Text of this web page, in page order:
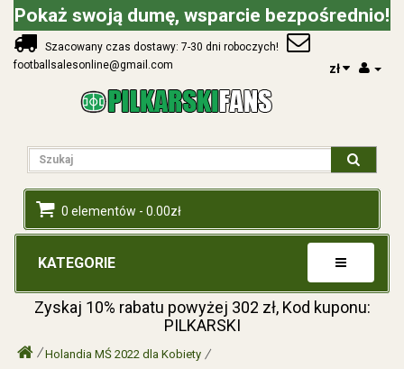
Pokaż swoją dumę, wsparcie bezpośrednio!
Szacowany czas dostawy: 7-30 dni roboczych!
footballsalesonline@gmail.com
zł
0 elementów - 0.00zł
KATEGORIE
Zyskaj 10% rabatu powyżej 302 zł, Kod kuponu:
PILKARSKI
Holandia MŚ 2022 dla Kobiety